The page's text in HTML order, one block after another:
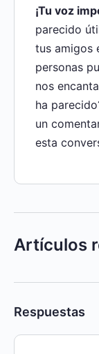
¡Tu voz
parecido
tus amigos
personas
nos
ha
un
esta
Artículos
Respuestas